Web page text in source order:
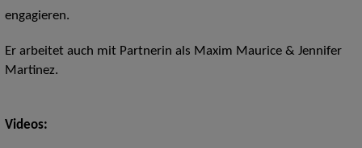
engagieren.
Er arbeitet auch mit Partnerin als Maxim Maurice & Jennifer
Martinez.
Videos: